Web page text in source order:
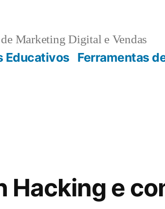
Marketing Digital e Vendas
Educativos Ferramentas
Hacking e